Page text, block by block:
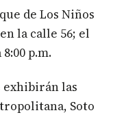
de Los Niños
la calle 56; el
p.m.
las
Soto